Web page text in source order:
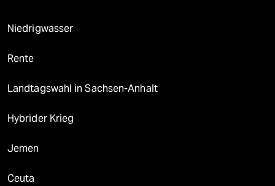
Niedrigwasser
Rente
Landtagswahl in Sachsen-Anhalt
Hybrider Krieg
Jemen
Ceuta